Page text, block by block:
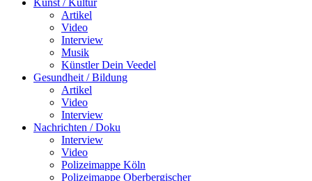
Kunst / Kultur
Artikel
Video
Interview
Musik
Künstler Dein Veedel
Gesundheit / Bildung
Artikel
Video
Interview
Nachrichten / Doku
Interview
Video
Polizeimappe Köln
Polizeimappe Oberbergischer